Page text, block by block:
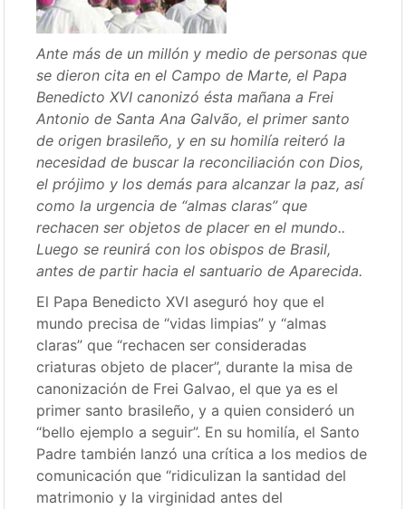
Ante más de un millón y medio de personas que
se dieron cita en el Campo de Marte, el Papa
Benedicto XVI canonizó ésta mañana a Frei
Antonio de Santa Ana Galvão, el primer santo
de origen brasileño, y en su homilía reiteró la
necesidad de buscar la reconciliación con Dios,
el prójimo y los demás para alcanzar la paz, así
como la urgencia de “almas claras” que
rechacen ser objetos de placer en el mundo..
Luego se reunirá con los obispos de Brasil,
antes de partir hacia el santuario de Aparecida.
El Papa Benedicto XVI aseguró hoy que el
mundo precisa de “vidas limpias” y “almas
claras” que “rechacen ser consideradas
criaturas objeto de placer”, durante la misa de
canonización de Frei Galvao, el que ya es el
primer santo brasileño, y a quien consideró un
“bello ejemplo a seguir”. En su homilía, el Santo
Padre también lanzó una crítica a los medios de
comunicación que “ridiculizan la santidad del
matrimonio y la virginidad antes del